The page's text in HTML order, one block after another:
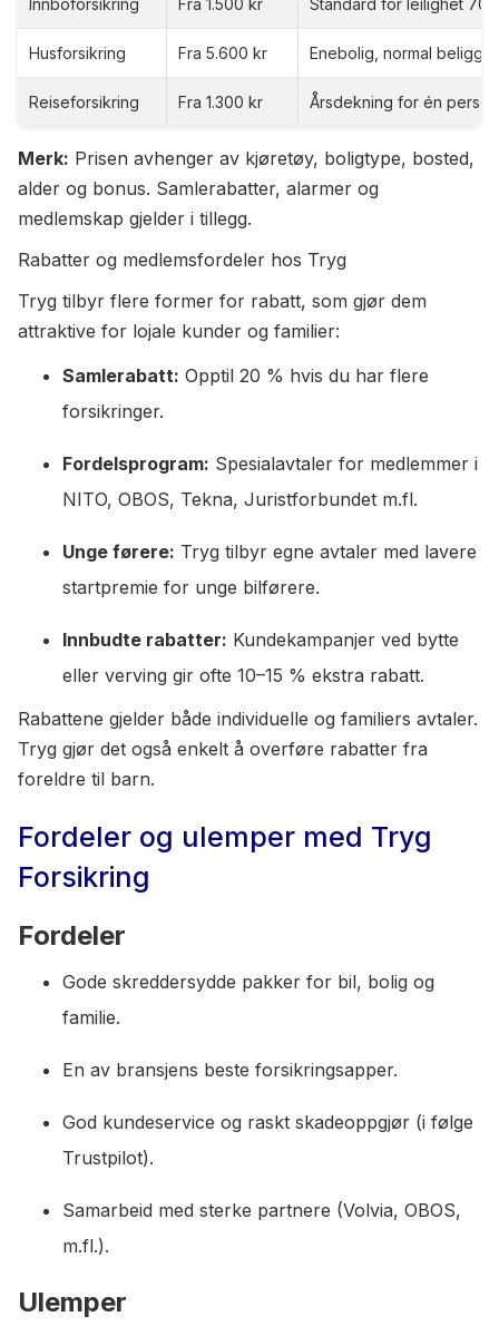
Innboforsikring Fra 1.500 kr Standard for leilighet
Husforsikring Fra 5.600 kr Enebolig, normal
Reiseforsikring Fra 1.300 kr Årsdekning for én
Merk: Prisen avhenger av kjøretøy, boligtype, bosted,
alder og bonus. Samlerabatter, alarmer og
medlemskap gjelder i tillegg.
Rabatter og medlemsfordeler hos Tryg
Tryg tilbyr flere former for rabatt, som gjør dem
attraktive for lojale kunder og familier:
Samlerabatt: Opptil 20 % hvis du har flere
forsikringer.
Fordelsprogram: Spesialavtaler for medlemmer i
NITO, OBOS, Tekna, Juristforbundet m.fl.
Unge førere: Tryg tilbyr egne avtaler med lavere
startpremie for unge bilførere.
Innbudte rabatter: Kundekampanjer ved bytte
eller verving gir ofte 10–15 % ekstra rabatt.
Rabattene gjelder både individuelle og familiers avtaler.
Tryg gjør det også enkelt å overføre rabatter fra
foreldre til barn.
Fordeler og ulemper med Tryg
Forsikring
Fordeler
Gode skreddersydde pakker for bil, bolig og
familie.
En av bransjens beste forsikringsapper.
God kundeservice og raskt skadeoppgjør (i følge
Trustpilot).
Samarbeid med sterke partnere (Volvia, OBOS,
m.fl.).
Ulemper